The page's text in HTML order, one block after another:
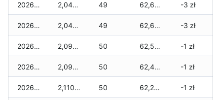
2026-04-19 2,040 zł 49 62,650 zł -3 zł
2026-04-18 2,040 zł 49 62,620 zł -3 zł
2026-04-17 2,090 zł 50 62,570 zł -1 zł
2026-04-16 2,090 zł 50 62,490 zł -1 zł
2026-04-15 2,110 zł 50 62,290 zł -1 zł